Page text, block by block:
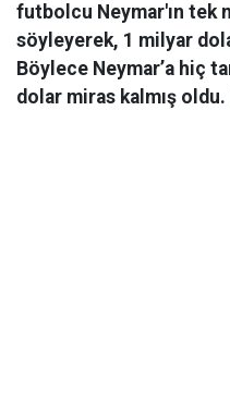
futbolcu Neymar'ın tek
söyleyerek, 1 milyar
Böylece Neymar’a hiç
dolar miras kalmış